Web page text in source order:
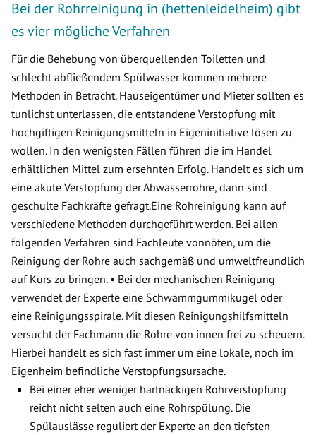
Bei der Rohrreinigung in (hettenleidelheim) gibt
es vier mögliche Verfahren
Für die Behebung von überquellenden Toiletten und
schlecht abfließendem Spülwasser kommen mehrere
Methoden in Betracht. Hauseigentümer und Mieter sollten es
tunlichst unterlassen, die entstandene Verstopfung mit
hochgiftigen Reinigungsmitteln in Eigeninitiative lösen zu
wollen. In den wenigsten Fällen führen die im Handel
erhältlichen Mittel zum ersehnten Erfolg. Handelt es sich um
eine akute Verstopfung der Abwasserrohre, dann sind
geschulte Fachkräfte gefragt.Eine Rohreinigung kann auf
verschiedene Methoden durchgeführt werden. Bei allen
folgenden Verfahren sind Fachleute vonnöten, um die
Reinigung der Rohre auch sachgemäß und umweltfreundlich
auf Kurs zu bringen. • Bei der mechanischen Reinigung
verwendet der Experte eine Schwammgummikugel oder
eine Reinigungsspirale. Mit diesen Reinigungshilfsmitteln
versucht der Fachmann die Rohre von innen frei zu scheuern.
Hierbei handelt es sich fast immer um eine lokale, noch im
Eigenheim befindliche Verstopfungsursache.
Bei einer eher weniger hartnäckigen Rohrverstopfung
reicht nicht selten auch eine Rohrspülung. Die
Spülauslässe reguliert der Experte an den tiefsten